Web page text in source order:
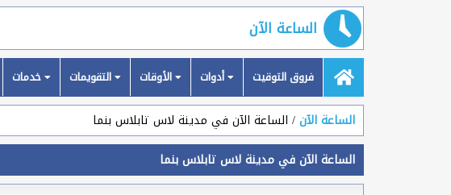
الساعة الآن
فروق التوقيت أدوات الأوقات التقويمات خدمات
الساعة الآن الساعة الآن في مدينة لاس تابلاس بنما
الساعة الآن في مدينة لاس تابلاس بنما